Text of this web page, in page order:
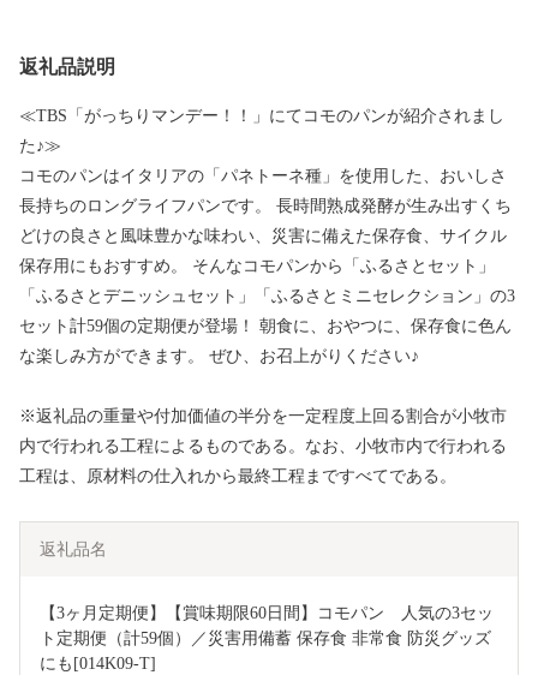
返礼品説明
≪TBS「がっちりマンデー！！」にてコモのパンが紹介されまし
た♪≫
コモのパンはイタリアの「パネトーネ種」を使用した、おいしさ
長持ちのロングライフパンです。 長時間熟成発酵が生み出すくち
どけの良さと風味豊かな味わい、災害に備えた保存食、サイクル
保存用にもおすすめ。 そんなコモパンから「ふるさとセット」
「ふるさとデニッシュセット」「ふるさとミニセレクション」の3
セット計59個の定期便が登場！ 朝食に、おやつに、保存食に色ん
な楽しみ方ができます。 ぜひ、お召上がりください♪
※返礼品の重量や付加価値の半分を一定程度上回る割合が小牧市
内で行われる工程によるものである。なお、小牧市内で行われる
工程は、原材料の仕入れから最終工程まですべてである。
返礼品名
【3ヶ月定期便】【賞味期限60日間】コモパン　人気の3セッ
ト定期便（計59個）／災害用備蓄 保存食 非常食 防災グッズ
にも[014K09-T]